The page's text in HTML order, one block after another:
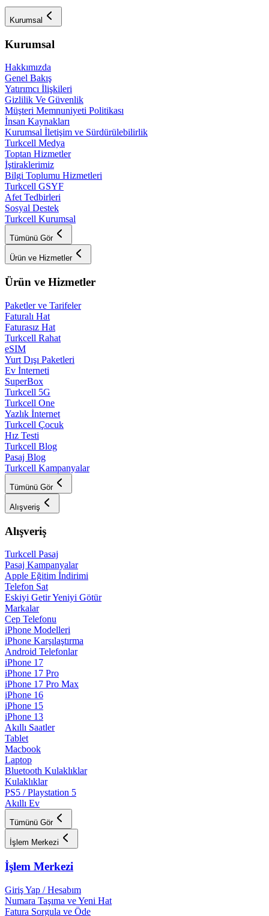
Kurumsal
Kurumsal
Hakkımızda
Genel Bakış
Yatırımcı İlişkileri
Gizlilik Ve Güvenlik
Müşteri Memnuniyeti Politikası
İnsan Kaynakları
Kurumsal İletişim ve Sürdürülebilirlik
Turkcell Medya
Toptan Hizmetler
İştiraklerimiz
Bilgi Toplumu Hizmetleri
Turkcell GSYF
Afet Tedbirleri
Sosyal Destek
Turkcell Kurumsal
Tümünü Gör
Ürün ve Hizmetler
Ürün ve Hizmetler
Paketler ve Tarifeler
Faturalı Hat
Faturasız Hat
Turkcell Rahat
eSIM
Yurt Dışı Paketleri
Ev İnterneti
SuperBox
Turkcell 5G
Turkcell One
Yazlık İnternet
Turkcell Çocuk
Hız Testi
Turkcell Blog
Pasaj Blog
Turkcell Kampanyalar
Tümünü Gör
Alışveriş
Alışveriş
Turkcell Pasaj
Pasaj Kampanyalar
Apple Eğitim İndirimi
Telefon Sat
Eskiyi Getir Yeniyi Götür
Markalar
Cep Telefonu
iPhone Modelleri
iPhone Karşılaştırma
Android Telefonlar
iPhone 17
iPhone 17 Pro
iPhone 17 Pro Max
iPhone 16
iPhone 15
iPhone 13
Akıllı Saatler
Tablet
Macbook
Laptop
Bluetooth Kulaklıklar
Kulaklıklar
PS5 / Playstation 5
Akıllı Ev
Tümünü Gör
İşlem Merkezi
İşlem Merkezi
Giriş Yap / Hesabım
Numara Taşıma ve Yeni Hat
Fatura Sorgula ve Öde